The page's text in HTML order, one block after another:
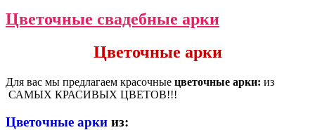
Цветочные свадебные арки
Цветочные арки
Для вас мы предлагаем красочные цветочные арки: из
САМЫХ КРАСИВЫХ ЦВЕТОВ!!!
Цветочные арки из: